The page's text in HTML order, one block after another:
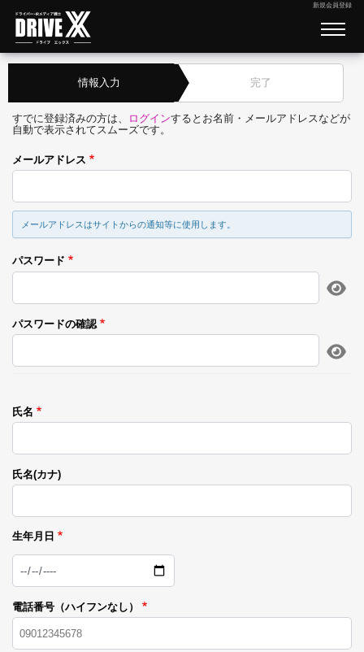
新規会員登録
情報入力 完了
すでに登録済みの方は、 ログインするとお名前・メールアドレスなどが
自動で表示されてスムーズです。
メールアドレス
メールアドレスはサイトからの通知等に使用します。
パスワード
パスワードの確認
氏名
氏名(カナ)
生年月日
日
付
電話番号（ハイフンなし）